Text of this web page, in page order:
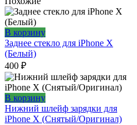
В корзину
Заднее стекло для iPhone X
(Белый)
400 ₽
В корзину
Нижний шлейф зарядки для
iPhone X (Снятый/Оригинал)